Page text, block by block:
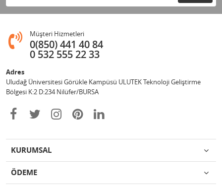
Müşteri Hizmetleri
0(850) 441 40 84
0 532 555 22 33
Adres
Uludağ Üniversitesi Görükle Kampüsü ULUTEK Teknoloji Geliştirme
Bölgesi K:2 D:234 Nilüfer/BURSA
KURUMSAL
ÖDEME